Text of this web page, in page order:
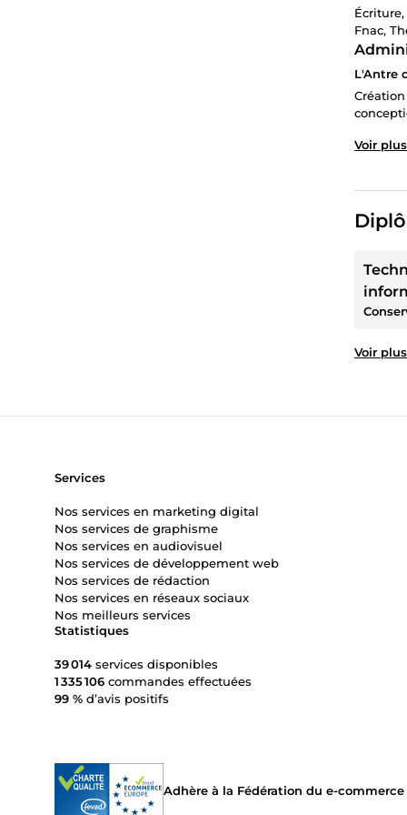
Fnac,
L'Antre
Voir
Voir plus
Statistiques
39 014 services disponibles
1 335 106 commandes effectuées
99 % d’avis positifs
Services
Nos services en marketing digital
Nos services de graphisme
Nos services en audiovisuel
Nos services de développement web
Nos services de rédaction
Nos services en réseaux sociaux
Nos meilleurs services
Adhère à la Fédération du e-